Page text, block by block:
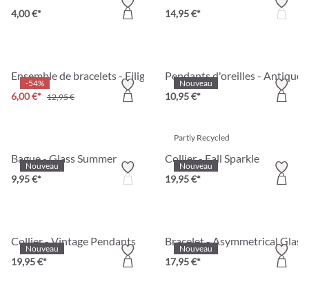
4,00 €* 14,95 €*
-54%
Ensemble de bracelets - Filigree Rainbow
6,00 €* 12,95 €
Nouveau
Pendants d'oreilles - Antique
10,95 €*
Nouveau
Bague - Glass Summer
9,95 €*
Nouveau
Partly Recycled
Collier - Fall Sparkle
19,95 €*
Nouveau
Collier - Vintage Pendants
19,95 €*
Nouveau
Bracelet - Asymmetrical Glass
17,95 €*